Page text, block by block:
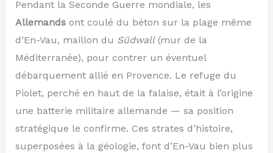
Pendant la Seconde Guerre mondiale, les
Allemandsont coulé du béton sur la plage même
d’En-Vau, maillon du Südwall(mur de la
Méditerranée), pour contrer un éventuel
débarquement allié en Provence. Le refuge du
Piolet, perché en haut de la falaise, était à l’origine
une batterie militaire allemande — sa position
stratégique le confirme. Ces strates d’histoire,
superposées à la géologie, font d’En-Vau bien plus